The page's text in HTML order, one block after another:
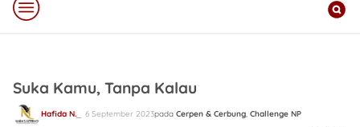
Suka Kamu, Tanpa Kalau
Hafida N. 6 September 2023pada Cerpen & Cerbung Challenge NP